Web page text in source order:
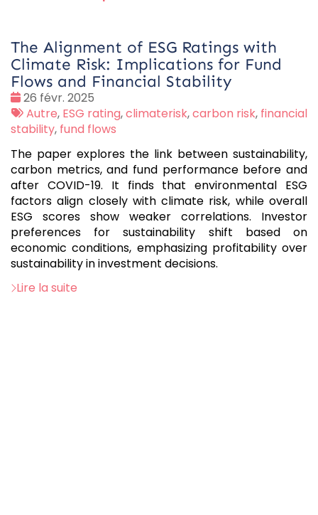
The Alignment of ESG Ratings with
Climate Risk: Implications for Fund
Flows and Financial Stability
Date
:
26 févr. 2025
Tags
:
Autre, ESG rating,climaterisk,carbon risk, financial
stability, fund flows
The paper explores the link between sustainability,
carbon metrics, and fund performance before and
after COVID-19. It finds that environmental ESG
factors align closely with climate risk, while overall
ESG scores show weaker correlations. Investor
preferences for sustainability shift based on
economic conditions, emphasizing profitability over
sustainability in investment decisions.
Lire la suite